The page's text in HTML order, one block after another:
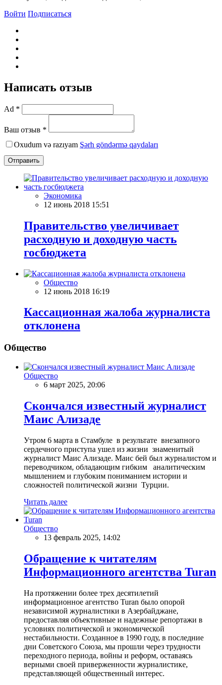
Войти Подписаться
Написать отзыв
Ad *
Ваш отзыв *
Oxudum və razıyam Şərh göndərmə qaydaları
Отправить
Экономика
12 июнь 2018 15:51
Правительство увеличивает
расходную и доходную часть
госбюджета
Общество
12 июнь 2018 16:19
Кассационная жалоба журналиста
отклонена
Общество
Общество
6 март 2025, 20:06
Скончался известный журналист
Маис Ализаде
Утром 6 марта в Стамбуле в результате внезапного
сердечного приступа ушел из жизни знаменитый
журналист Маис Ализаде. Маис бей был журналистом и
переводчиком, обладающим гибким аналитическим
мышлением и глубоким пониманием истории и
сложностей политической жизни Турции.
Читать далее
Общество
13 февраль 2025, 14:02
Обращение к читателям
Информационного агентства Turan
На протяжении более трех десятилетий
информационное агентство Turan было опорой
независимой журналистики в Азербайджане,
предоставляя объективные и надежные репортажи в
условиях политической и экономической
нестабильности. Созданное в 1990 году, в последние
дни Советского Союза, мы прошли через трудности
переходного периода, войны и реформ, оставаясь
верными своей приверженности журналистике,
представляющей общественный интерес.